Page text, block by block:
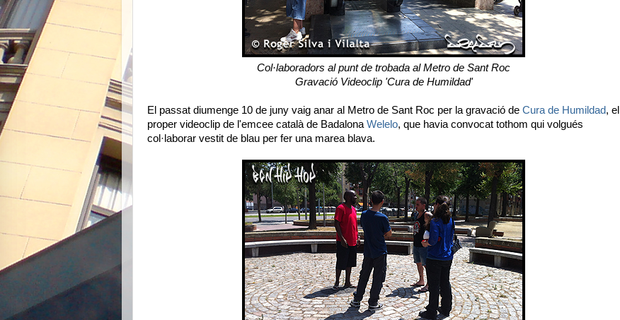
Col·laboradors al punt de trobada al Metro de Sant Roc
Gravació Videoclip 'Cura de Humildad'
El passat diumenge 10 de juny vaig anar al Metro de Sant Roc per la gravació de Cura de Humildad, el
proper videoclip de l'emcee català de Badalona Welelo, que havia convocat tothom qui volgués
col·laborar vestit de blau per fer una marea blava.